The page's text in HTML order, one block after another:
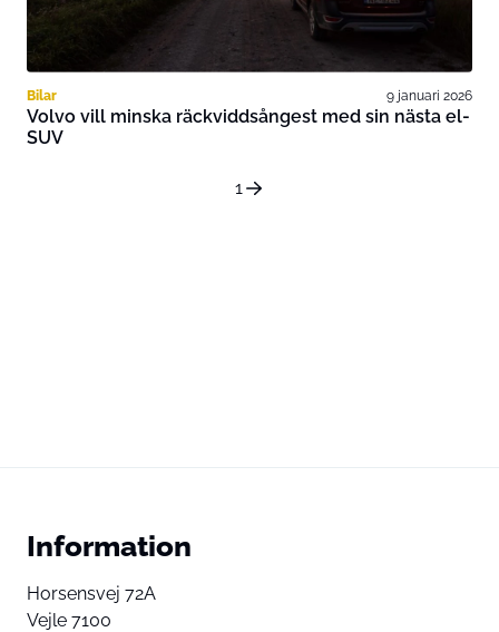
Bilar 9 januari 2026
Volvo vill minska räckviddsångest med sin nästa el-
SUV
1
Information
Horsensvej 72A
Vejle 7100